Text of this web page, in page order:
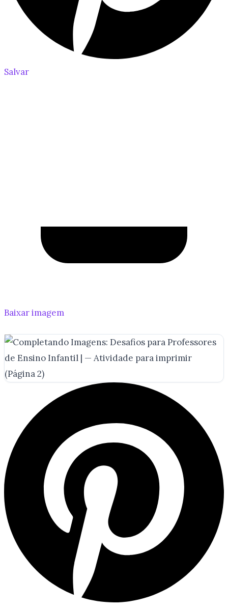
Salvar
Baixar imagem